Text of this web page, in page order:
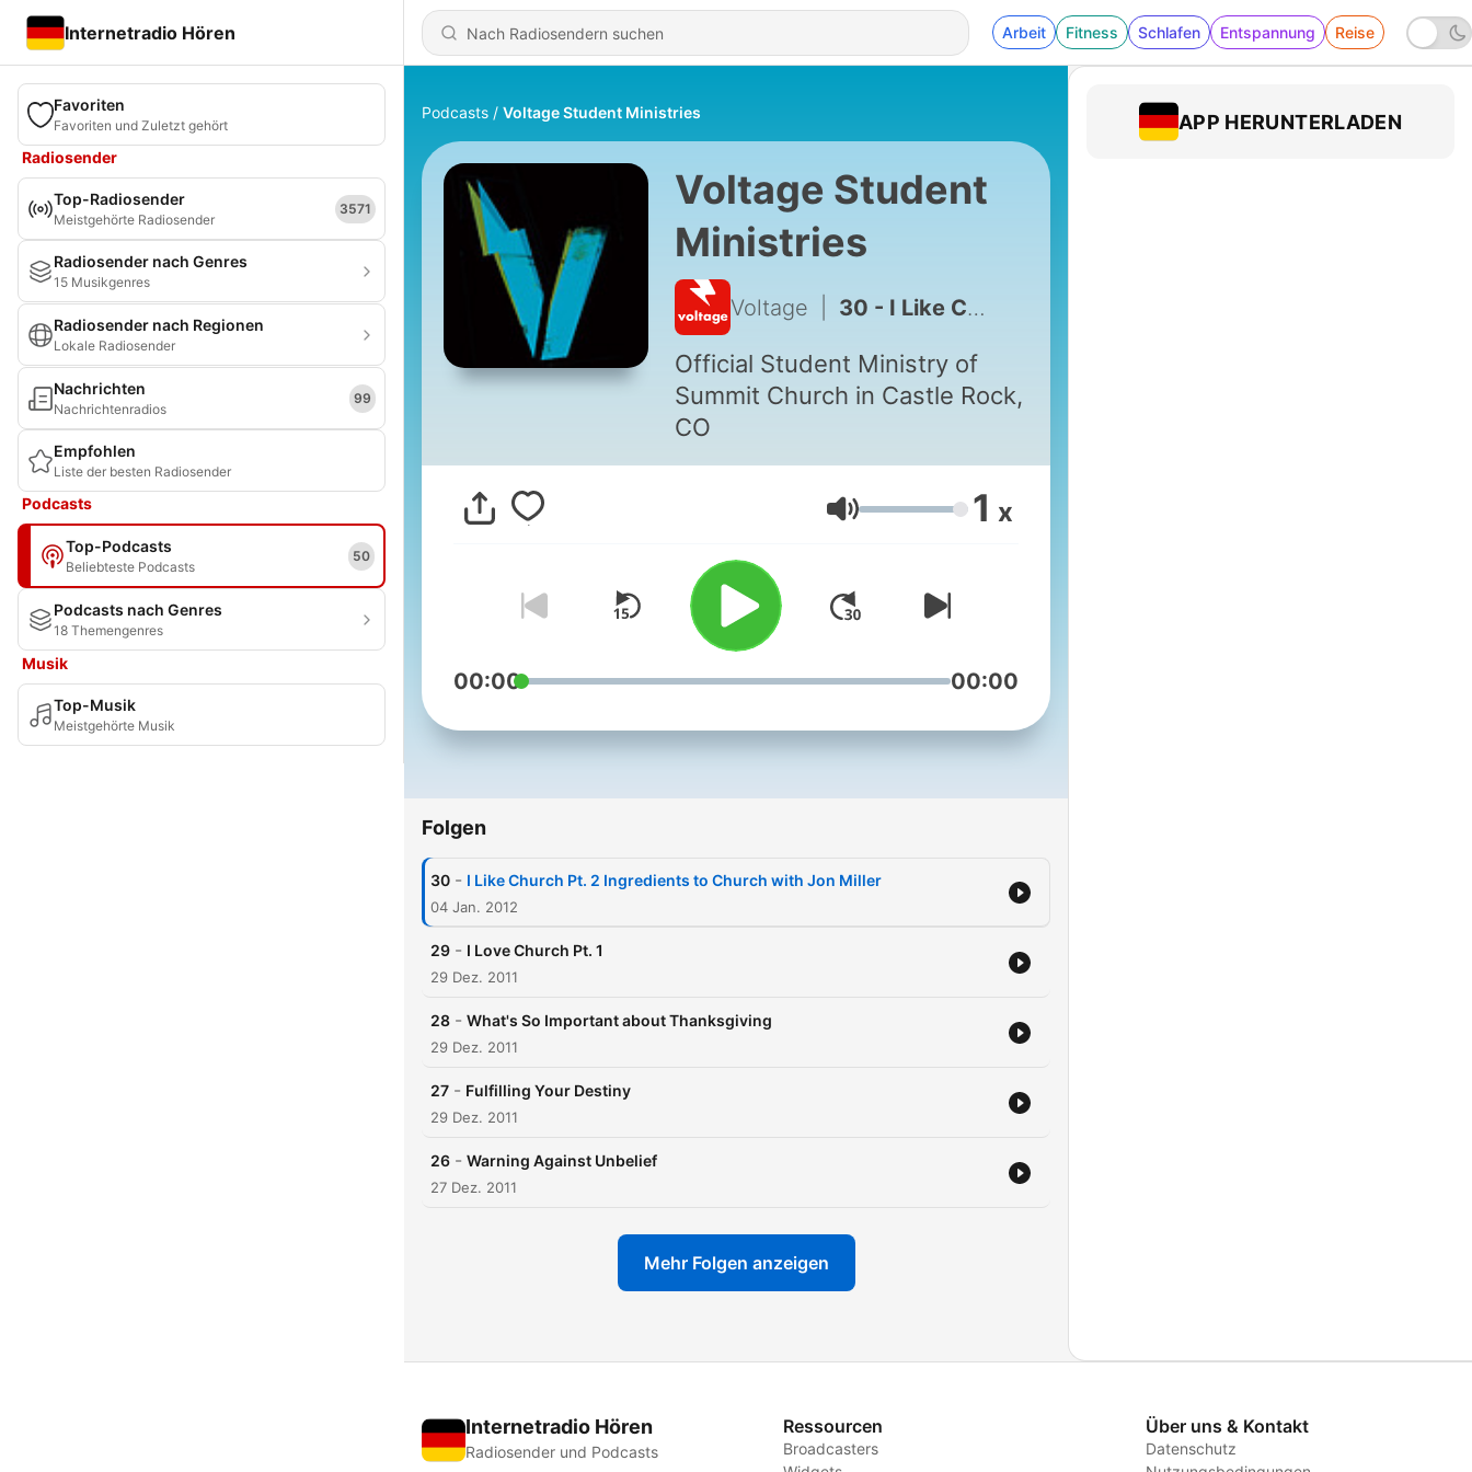
Internetradio Hören Arbeit Fitness Schlafen Entspannung Reise
Favoriten
Favoriten und Zuletzt gehört
Radiosender
Top-Radiosender
Meistgehörte Radiosender
3571
Radiosender nach Genres
15 Musikgenres
Radiosender nach Regionen
Lokale Radiosender
Nachrichten
Nachrichtenradios
99
Empfohlen
Liste der besten Radiosender
Podcasts
Top-Podcasts
Beliebteste Podcasts
50
Podcasts nach Genres
18 Themengenres
Musik
Top-Musik
Meistgehörte Musik
Podcasts Voltage Student Ministries
Voltage Student
Ministries
Voltage 30 - I Like Church Pt. 2 Ingredients to Church with Jon Miller
Official Student Ministry of
Summit Church in Castle Rock,
CO
Lautstärke 1 x
00:00 00:00
Folgen
30 - I Like Church Pt. 2 Ingredients to Church with Jon Miller
04 Jan. 2012
29 - I Love Church Pt. 1
29 Dez. 2011
28 - What's So Important about Thanksgiving
29 Dez. 2011
27 - Fulfilling Your Destiny
29 Dez. 2011
26 - Warning Against Unbelief
27 Dez. 2011
Mehr Folgen anzeigen
APP HERUNTERLADEN
Internetradio Hören
Radiosender und Podcasts
Ressourcen
Broadcasters
Über uns & Kontakt
Datenschutz